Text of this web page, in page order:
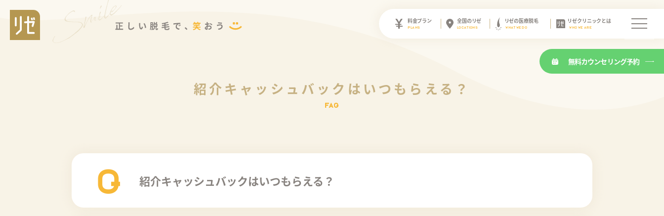
料金プラン
PLANS
全国のリゼ
LOCATIONS
リゼの医療脱毛
WHAT WE DO
リゼクリニックとは
WHO WE ARE
無料カウンセリング予約
紹介キャッシュバックはいつもらえる？
Q 紹介キャッシュバックはいつもらえる？